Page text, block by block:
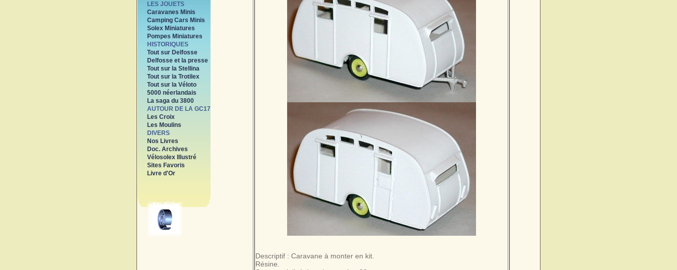
LES JOUETS
Caravanes Minis
Camping Cars Minis
Solex Miniatures
Pompes Miniatures
HISTORIQUES
Tout sur Delfosse
Delfosse et la presse
Tout sur la Stellina
Tout sur la Trotilex
Tout sur la Véloto
5000 néerlandais
La saga du 3800
AUTOUR DE LA GC17
Les Croix
Les Moulins
DIVERS
Nos Livres
Doc. Archives
Vélosolex Illustré
Sites Favoris
Livre d'Or
Descriptif : Caravane à monter en kit.
Résine.